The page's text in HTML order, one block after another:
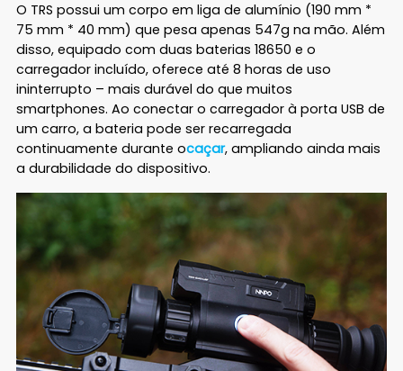
O TRS possui um corpo em liga de alumínio (190 mm *
75 mm * 40 mm) que pesa apenas 547g na mão. Além
disso, equipado com duas baterias 18650 e o
carregador incluído, oferece até 8 horas de uso
ininterrupto – mais durável do que muitos
smartphones. Ao conectar o carregador à porta USB de
um carro, a bateria pode ser recarregada
continuamente durante ocaçar, ampliando ainda mais
a durabilidade do dispositivo.